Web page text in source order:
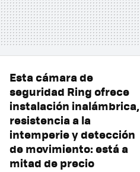
Esta cámara de
seguridad Ring ofrece
instalación inalámbrica,
resistencia a la
intemperie y detección
de movimiento: está a
mitad de precio